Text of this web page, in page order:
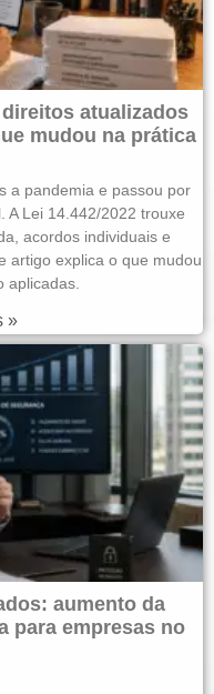
atualizados
mudou na prática
a pandemia e passou por
A Lei 14.442/2022 trouxe
acordos individuais e
artigo explica o que mudou
aplicadas.
»
aumento da
para empresas no